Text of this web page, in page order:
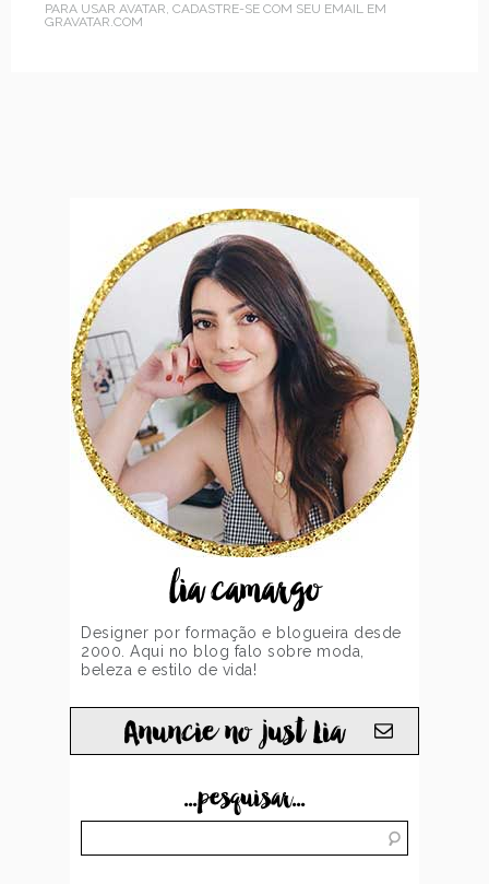
PARA USAR AVATAR, CADASTRE-SE COM SEU EMAIL EM
GRAVATAR.COM
lia camargo
Designer por formação e blogueira desde
2000. Aqui no blog falo sobre moda,
beleza e estilo de vida!
Anuncie no just Lia
...pesquisar...